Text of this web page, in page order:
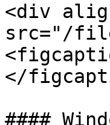
<div
src="/
</
####